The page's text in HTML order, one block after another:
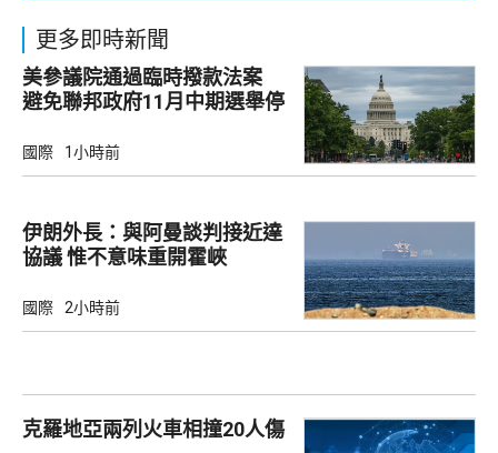
更多即時新聞
美參議院通過臨時撥款法案
避免聯邦政府11月中期選舉停
國際 1小時前
伊朗外長：與阿曼談判接近達
協議 惟不意味重開霍峽
國際 2小時前
克羅地亞兩列火車相撞20人傷